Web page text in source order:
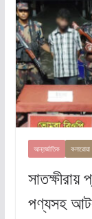
আন্তর্জাতিক কলারোয়া
সাতক্ষীরায়
পণ্যসহ